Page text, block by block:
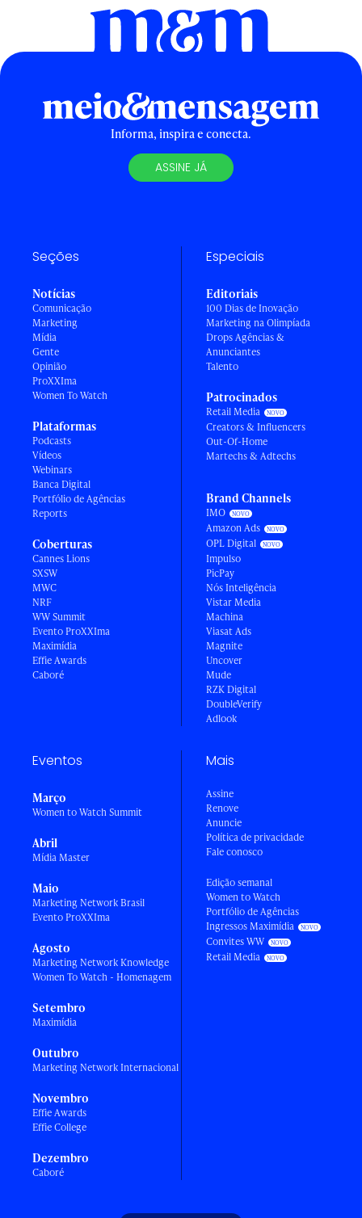
Informa, inspira e conecta.
ASSINE JÁ
Seções
Notícias
Comunicação
Marketing
Mídia
Gente
Opinião
ProXXIma
Women To Watch
Plataformas
Podcasts
Vídeos
Webinars
Banca Digital
Portfólio de Agências
Reports
Coberturas
Cannes Lions
SXSW
MWC
NRF
WW Summit
Evento ProXXIma
Maximídia
Effie Awards
Caboré
Especiais
Editoriais
100 Dias de Inovação
Marketing na Olimpíada
Drops Agências &
Anunciantes
Talento
Patrocinados
Retail Media
Creators & Influencers
Out-Of-Home
Martechs & Adtechs
Brand Channels
IMO
Amazon Ads
OPL Digital
Impulso
PicPay
Nós Inteligência
Vistar Media
Machina
Viasat Ads
Magnite
Uncover
Mude
RZK Digital
DoubleVerify
Adlook
Eventos
Março
Women to Watch Summit
Abril
Mídia Master
Maio
Marketing Network Brasil
Evento ProXXIma
Agosto
Marketing Network Knowledge
Women To Watch - Homenagem
Setembro
Maximídia
Outubro
Marketing Network Internacional
Novembro
Effie Awards
Effie College
Dezembro
Caboré
Mais
Assine
Renove
Anuncie
Política de privacidade
Fale conosco
Edição semanal
Women to Watch
Portfólio de Agências
Ingressos Maximídia
Convites WW
Retail Media